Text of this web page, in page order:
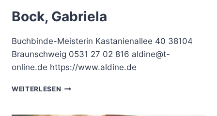
Bock, Gabriela
Buchbinde-Meisterin Kastanienallee 40 38104
Braunschweig 0531 27 02 816 aldine@t-
online.de https://www.aldine.de
WEITERLESEN BOCK,